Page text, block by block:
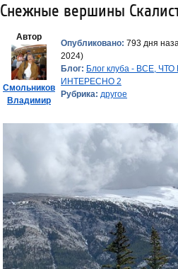
Снежные вершины
Автор
Смольников
Владимир
Опубликовано: 793 дня
2024)
Блог: Блог клуба - ВСЕ,
ИНТЕРЕСНО 2
Рубрика: другое